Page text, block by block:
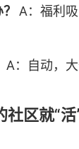
A：福利
A：自动，大
区就“